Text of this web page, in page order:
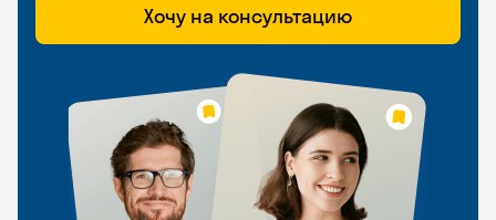
Хочу на консультацию